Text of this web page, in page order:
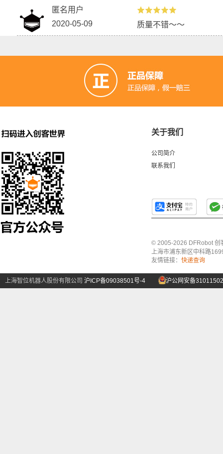
匿名用户
2020-05-09
质量不错～～
关于我们
公司简介
联系我们
© 2005-2026 DFRobot 创
上海市浦东新区中科路
友情链接： 快递查询
上海智位机器人股份有限公司 沪ICP备09038501号-4 沪公网安备